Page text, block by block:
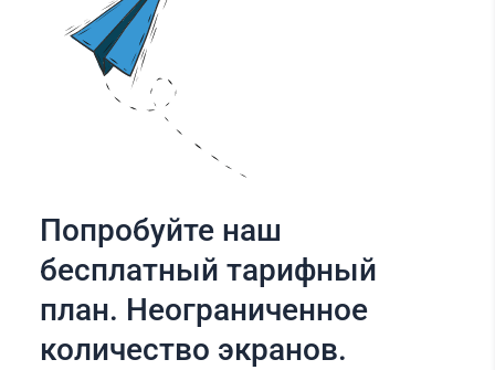
Попробуйте наш
бесплатный тарифный
план. Неограниченное
количество экранов.